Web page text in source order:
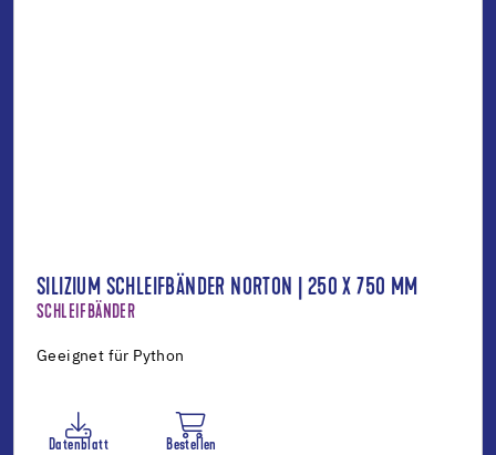
SILIZIUM SCHLEIFBÄNDER NORTON | 250 X 750 MM
SCHLEIFBÄNDER
Geeignet für Python
Datenblatt Bestellen